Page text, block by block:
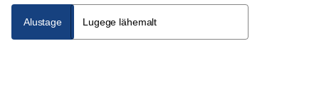
Alustage Lugege lähemalt